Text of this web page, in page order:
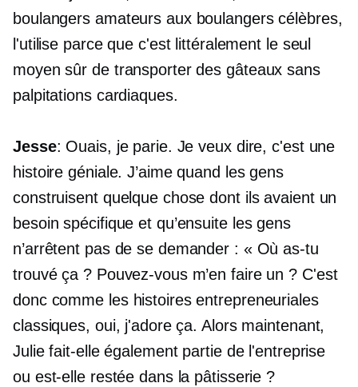
boulangers amateurs aux boulangers célèbres,
l'utilise parce que c'est littéralement le seul
moyen sûr de transporter des gâteaux sans
palpitations cardiaques.
Jesse: Ouais, je parie. Je veux dire, c'est une
histoire géniale. J’aime quand les gens
construisent quelque chose dont ils avaient un
besoin spécifique et qu’ensuite les gens
n’arrêtent pas de se demander : « Où as-tu
trouvé ça ? Pouvez-vous m’en faire un ? C'est
donc comme les histoires entrepreneuriales
classiques, oui, j'adore ça. Alors maintenant,
Julie fait-elle également partie de l'entreprise
ou est-elle restée dans la pâtisserie ?